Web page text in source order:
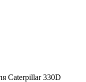
Caterpillar 330D